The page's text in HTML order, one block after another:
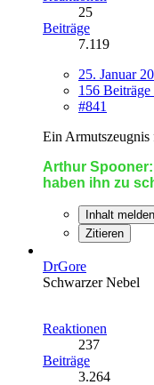
25
Beiträge
7.119
25. Januar
156 Beiträge
#841
Ein Armutszeugnis
Arthur
haben ihn zu
Inhalt melden
Zitieren
DrGore
Schwarzer Nebel
Reaktionen
237
Beiträge
3.264